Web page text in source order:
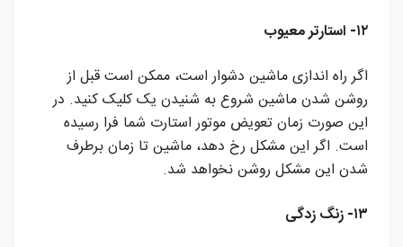
۱۲- استارتر معیوب
اگر راه اندازی ماشین دشوار است، ممکن است قبل از
روشن شدن ماشین شروع به شنیدن یک کلیک کنید. در
این صورت زمان تعویض موتور استارت شما فرا رسیده
است. اگر این مشکل رخ دهد، ماشین تا زمان برطرف
شدن این مشکل روشن نخواهد شد.
۱۳- زنگ زدگی